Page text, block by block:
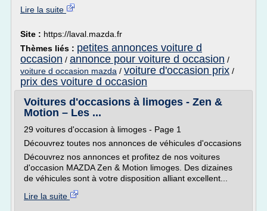
Lire la suite
Site : https://laval.mazda.fr
Thèmes liés : petites annonces voiture d
occasion / annonce pour voiture d occasion /
voiture d occasion mazda / voiture d'occasion prix /
prix des voiture d occasion
Voitures d'occasions à limoges - Zen &
Motion – Les ...
29 voitures d'occasion à limoges - Page 1
Découvrez toutes nos annonces de véhicules d'occasions
Découvrez nos annonces et profitez de nos voitures
d'occasion MAZDA Zen & Motion limoges. Des dizaines
de véhicules sont à votre disposition alliant excellent...
Lire la suite